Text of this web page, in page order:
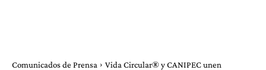
Comunicados de Prensa
Vida Circular® y CANIPEC unen